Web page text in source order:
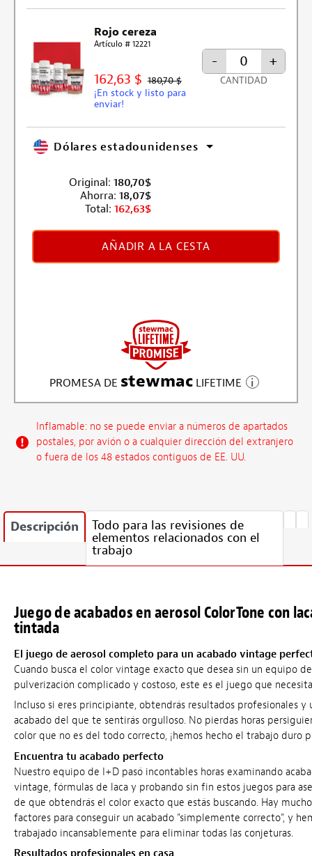
Rojo cereza
Artículo # 12221
162,63 $ 180,70 $
¡En stock y listo para
enviar!
- +
CANTIDAD
Dólares estadounidenses
Original: 180,70$
Ahorra: 18,07$
Total: 162,63$
AÑADIR A LA CESTA
PROMESA DE stewmacLIFETIME
Inflamable: no se puede enviar a números de apartados
postales, por avión o a cualquier dirección del extranjero
o fuera de los 48 estados contiguos de EE. UU.
Descripción Todo para las revisiones de
elementos relacionados con el
trabajo
Juego de acabados en aerosol ColorTone con
tintada
El juego de aerosol completo para un acabado vintage
Cuando busca el color vintage exacto que desea sin un equipo de
pulverización complicado y costoso, este es el juego que
Incluso si eres principiante, obtendrás resultados profesionales y
acabado del que te sentirás orgulloso. No pierdas horas
color que no es del todo correcto, ¡hemos hecho el trabajo duro
Encuentra tu acabado perfecto
Nuestro equipo de I+D pasó incontables horas examinando
vintage, fórmulas de laca y probando sin fin estos juegos para
de que obtendrás el color exacto que estás buscando. Hay
factores para conseguir un acabado "simplemente correcto", y
trabajado incansablemente para eliminar todas las conjeturas.